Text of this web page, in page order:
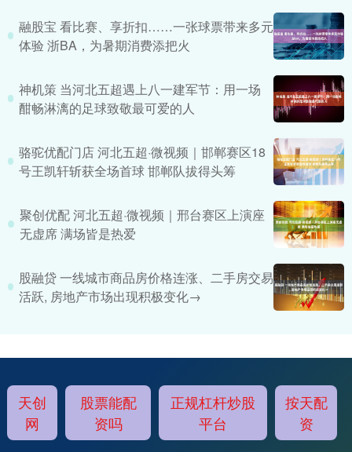
融股宝 看比赛、享折扣……一张球票带来多元
体验 浙BA，为暑期消费添把火
神机策 当河北五超遇上八一建军节：用一场
酣畅淋漓的足球致敬最可爱的人
骆驼优配门店 河北五超·微视频｜邯郸赛区18
号王凯轩斩获全场首球 邯郸队拔得头筹
聚创优配 河北五超·微视频｜邢台赛区上演座
无虚席 满场皆是热爱
股融贷 一线城市商品房价格连涨、二手房交易
活跃, 房地产市场出现积极变化→
天创
网
股票能配
资吗
正规杠杆炒股
平台
按天配
资